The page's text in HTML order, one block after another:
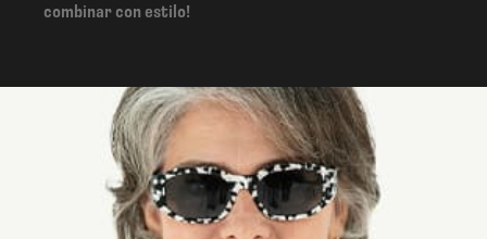
combinar con estilo!